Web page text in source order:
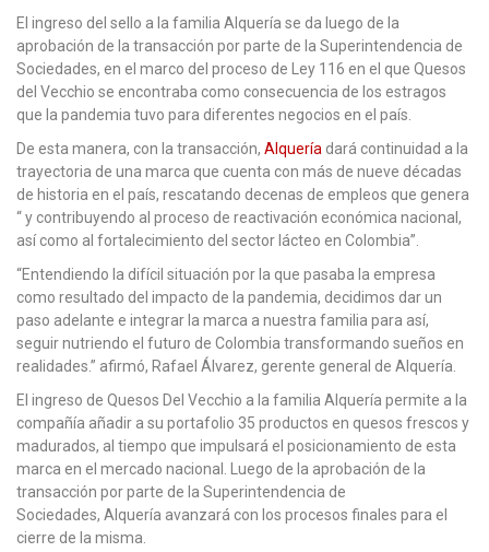
El ingreso del sello a la familia Alquería se da luego de la
aprobación de la transacción por parte de la Superintendencia de
Sociedades, en el marco del proceso de Ley 116 en el que Quesos
del Vecchio se encontraba como consecuencia de los estragos
que la pandemia tuvo para diferentes negocios en el país.
De esta manera, con la transacción, Alquería dará continuidad a la
trayectoria de una marca que cuenta con más de nueve décadas
de historia en el país, rescatando decenas de empleos que genera
“ y contribuyendo al proceso de reactivación económica nacional,
así como al fortalecimiento del sector lácteo en Colombia”.
“Entendiendo la difícil situación por la que pasaba la empresa
como resultado del impacto de la pandemia, decidimos dar un
paso adelante e integrar la marca a nuestra familia para así,
seguir nutriendo el futuro de Colombia transformando sueños en
realidades.” afirmó, Rafael Álvarez, gerente general de Alquería.
El ingreso de Quesos Del Vecchio a la familia Alquería permite a la
compañía añadir a su portafolio 35 productos en quesos frescos y
madurados, al tiempo que impulsará el posicionamiento de esta
marca en el mercado nacional. Luego de la aprobación de la
transacción por parte de la Superintendencia de
Sociedades, Alquería avanzará con los procesos finales para el
cierre de la misma.